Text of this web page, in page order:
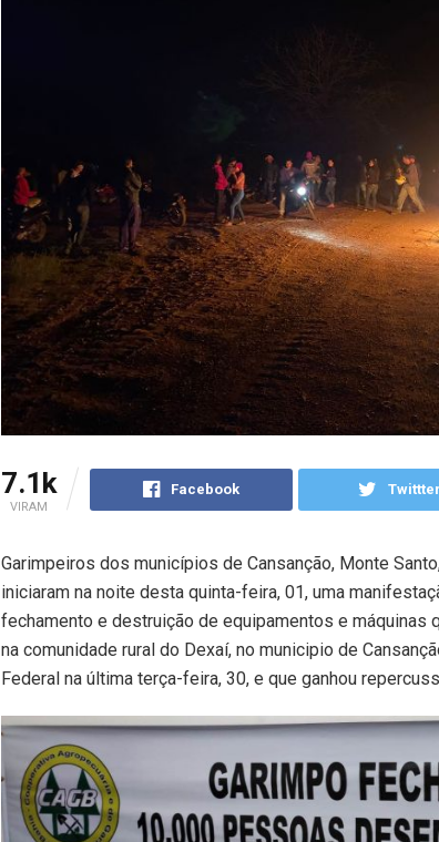
7.1k
VIRAM
Facebook Twittter
Garimpeiros dos municípios de Cansanção, Monte
iniciaram na noite desta quinta-feira, 01, uma
fechamento e destruição de equipamentos e máquinas
na comunidade rural do Dexaí, no municipio de
Federal na última terça-feira, 30, e que ganhou